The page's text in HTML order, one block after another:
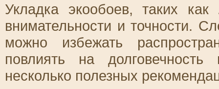
Укладка экообоев, таких как
внимательности и точности.
можно избежать
повлиять на
несколько полезных